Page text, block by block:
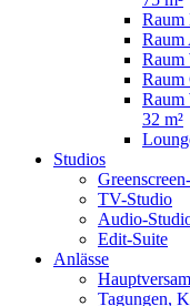
Raum
Raum
Raum
Raum
Raum
32 m²
Studios
TV-Studio
Audio-
Edit-Suite
Anlässe
Tagungen,